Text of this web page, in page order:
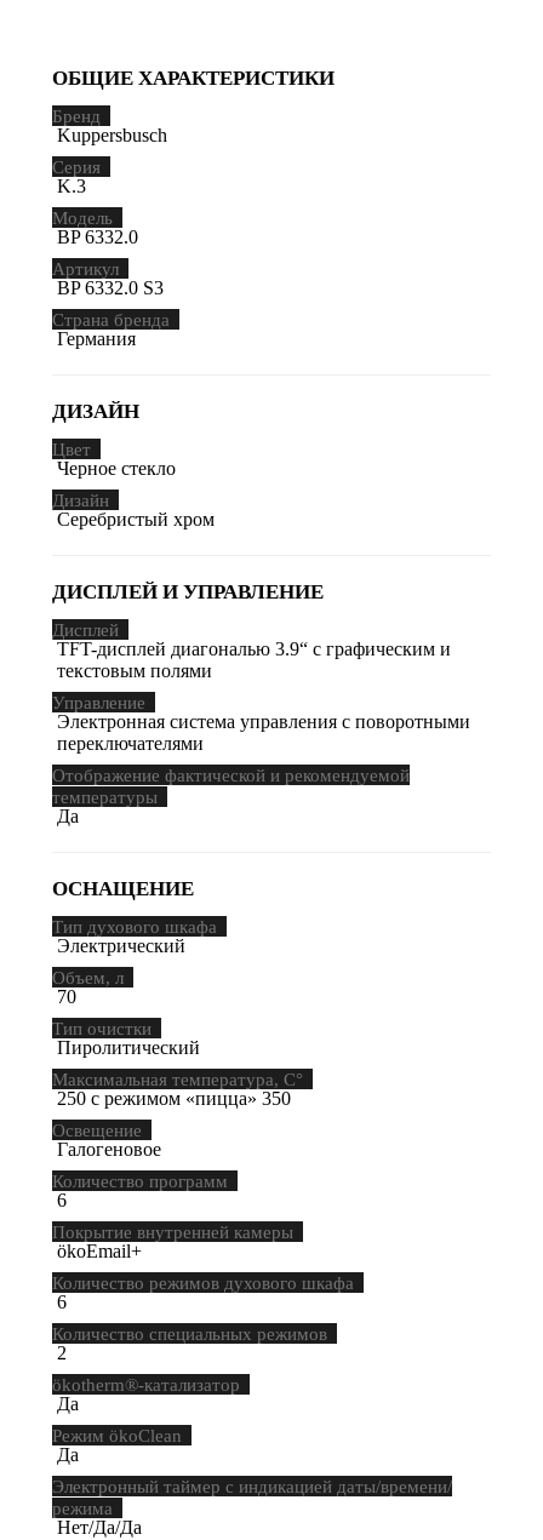
ОБЩИЕ ХАРАКТЕРИСТИКИ
Бренд
Kuppersbusch
Серия
K.3
Модель
BP 6332.0
Артикул
BP 6332.0 S3
Страна бренда
Германия
ДИЗАЙН
Цвет
Черное стекло
Дизайн
Серебристый хром
ДИСПЛЕЙ И УПРАВЛЕНИЕ
Дисплей
TFT-дисплей диагональю 3.9“ с графическим и
текстовым полями
Управление
Электронная система управления с поворотными
переключателями
Отображение фактической и рекомендуемой
температуры
Да
ОСНАЩЕНИЕ
Тип духового шкафа
Электрический
Объем, л
70
Тип очистки
Пиролитический
Максимальная температура, С°
250 с режимом «пицца» 350
Освещение
Галогеновое
Количество программ
6
Покрытие внутренней камеры
ökoEmail+
Количество режимов духового шкафа
6
Количество специальных режимов
2
ökotherm®-катализатор
Да
Режим ökoClean
Да
Электронный таймер с индикацией даты/времени/
режима
Нет/Да/Да